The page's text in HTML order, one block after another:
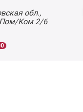
обл.,
Пом/Ком 2/6